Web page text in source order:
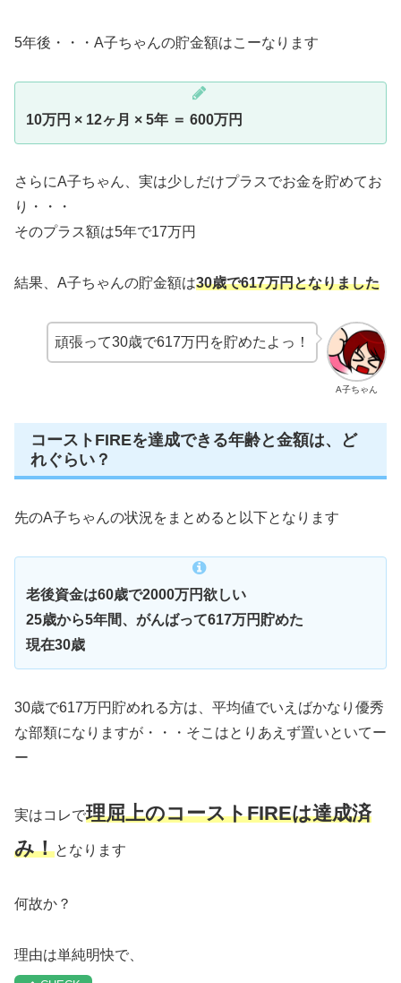
5年後・・・A子ちゃんの貯金額はこーなります
10万円 × 12ヶ月 × 5年 ＝ 600万円
さらにA子ちゃん、実は少しだけプラスでお金を貯めてお
り・・・
そのプラス額は5年で17万円
結果、A子ちゃんの貯金額は30歳で617万円となりました
A子ちゃん
頑張って30歳で617万円を貯めたよっ！
コーストFIREを達成できる年齢と金額は、ど
れぐらい？
先のA子ちゃんの状況をまとめると以下となります
老後資金は60歳で2000万円欲しい
25歳から5年間、がんばって617万円貯めた
現在30歳
30歳で617万円貯めれる方は、平均値でいえばかなり優秀
な部類になりますが・・・そこはとりあえず置いといてー
ー
実はコレで理屈上のコーストFIREは達成済
み！となります
何故か？
理由は単純明快で、